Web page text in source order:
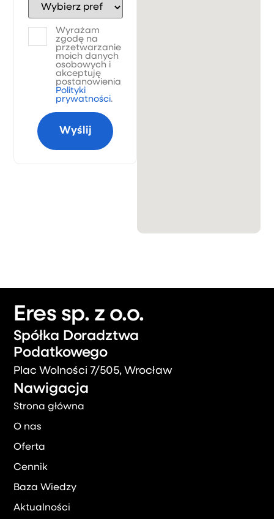
Wyrażam
zgodę na
przetwarzanie
moich danych
osobowych i
akceptuję
postanowienia
Polityki
prywatności.
Eres sp. z o.o.
Spółka Doradztwa
Podatkowego
Plac Wolności 7/505, Wrocław
Nawigacja
Strona główna
O nas
Oferta
Cennik
Baza Wiedzy
Aktualności